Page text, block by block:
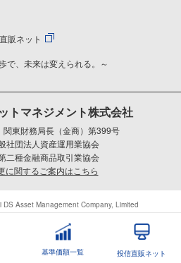
販ネット
で、未来は変えられる。～
トマネジメント株式会社
東財務局長（金商）第399号
社団法人資産運用業協会
二種金融商品取引業協会
に関するご案内はこちら
Asset Management Company, Limited
基準価額一覧 投信直販ネット